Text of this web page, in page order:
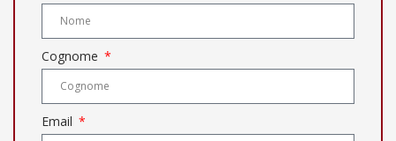
Cognome
Email